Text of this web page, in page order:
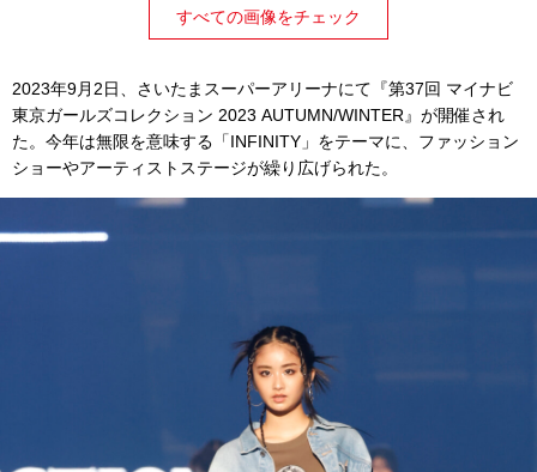
すべての画像をチェック
2023年9月2日、さいたまスーパーアリーナにて『第37回 マイナビ
東京ガールズコレクション 2023 AUTUMN/WINTER』が開催され
た。今年は無限を意味する「INFINITY」をテーマに、ファッション
ショーやアーティストステージが繰り広げられた。